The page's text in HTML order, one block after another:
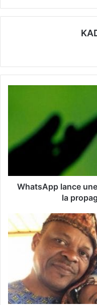
WhatsApp lance
la